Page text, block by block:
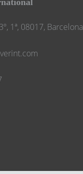
1ª, 08017, Barcelona